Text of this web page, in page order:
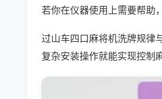
若你在仪器使用上需要帮助
过山车四口麻将机洗牌规律
复杂安装操作就能实现控制